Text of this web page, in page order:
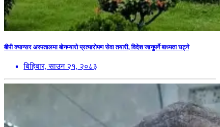
बीपी क्यान्सर अस्पतालमा बोनम्यारो प्रत्यारोपण सेवा तयारी, विदेश जानुपर्ने बाध्यता घट्ने
बिहिबार, साउन २१, २०८३